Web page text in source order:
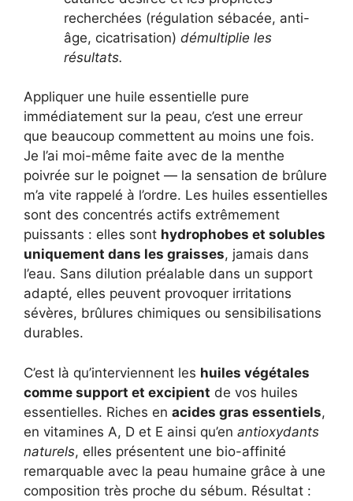
recherchées (régulation sébacée, anti-
âge, cicatrisation) démultiplie les
résultats.
Appliquer une huile essentielle pure
immédiatement sur la peau, c’est une erreur
que beaucoup commettent au moins une fois.
Je l’ai moi-même faite avec de la menthe
poivrée sur le poignet — la sensation de brûlure
m’a vite rappelé à l’ordre. Les huiles essentielles
sont des concentrés actifs extrêmement
puissants : elles sont hydrophobes et solubles
uniquement dans les graisses, jamais dans
l’eau. Sans dilution préalable dans un support
adapté, elles peuvent provoquer irritations
sévères, brûlures chimiques ou sensibilisations
durables.
C’est là qu’interviennent les huiles végétales
comme support et excipient de vos huiles
essentielles. Riches en acides gras essentiels,
en vitamines A, D et E ainsi qu’en antioxydants
naturels, elles présentent une bio-affinité
remarquable avec la peau humaine grâce à une
composition très proche du sébum. Résultat :